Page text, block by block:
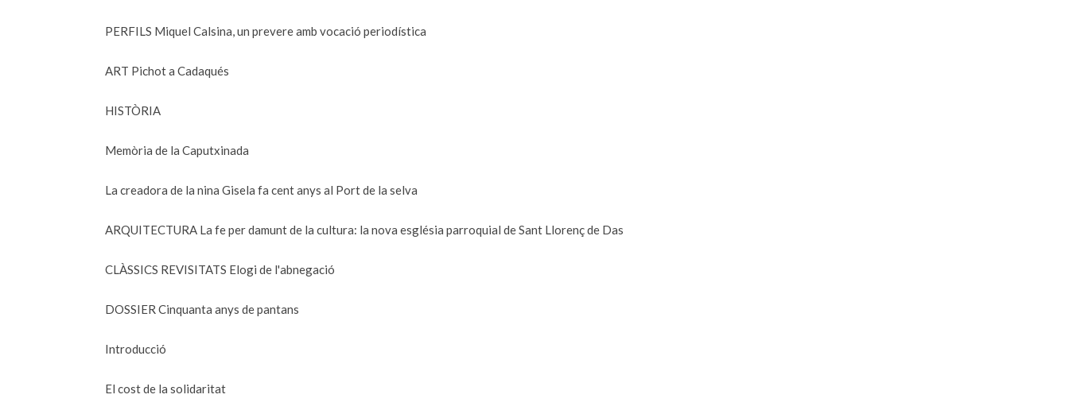
PERFILS Miquel Calsina, un prevere amb vocació periodística
ART Pichot a Cadaqués
HISTÒRIA
Memòria de la Caputxinada
La creadora de la nina Gisela fa cent anys al Port de la selva
ARQUITECTURA La fe per damunt de la cultura: la nova església parroquial de Sant Llorenç de Das
CLÀSSICS REVISITATS Elogi de l'abnegació
DOSSIER Cinquanta anys de pantans
Introducció
El cost de la solidaritat